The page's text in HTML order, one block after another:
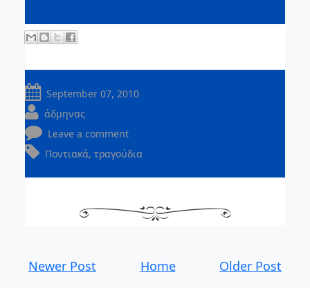
September 07, 2010
άδμηνας
Leave a comment
Ποντιακά, τραγούδια
Newer Post Older Post
Home